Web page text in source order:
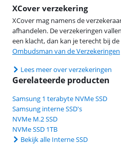
XCover verzekering
XCover mag namens de
afhandelen. De verzekeringen
een klacht, dan kan je terecht bij de
Ombudsman van de Verzekeringen
Lees meer over verzekeringen
Gerelateerde producten
Samsung 1 terabyte NVMe SSD
Samsung interne SSD's
NVMe M.2 SSD
NVMe SSD 1TB
Bekijk alle Interne SSD